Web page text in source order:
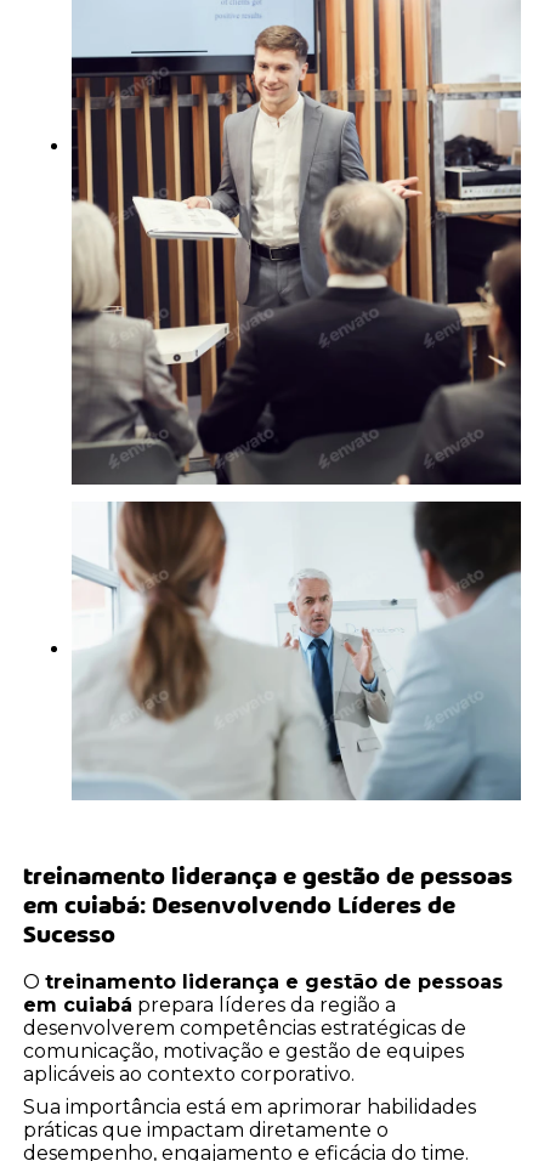
treinamento liderança e gestão de pessoas
em cuiabá: Desenvolvendo Líderes de
Sucesso
Otreinamento liderança e gestão de pessoas
em cuiabá prepara líderes da região a
desenvolverem competências estratégicas de
comunicação, motivação e gestão de equipes
aplicáveis ao contexto corporativo.
Sua importância está em aprimorar habilidades
práticas que impactam diretamente o
desempenho, engajamento e eficácia do time.